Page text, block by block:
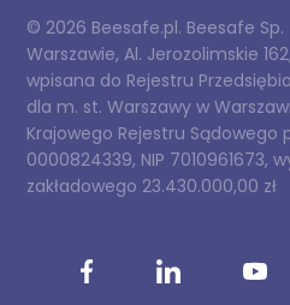
© 2026 Beesafe.pl. Beesafe Sp.
Warszawie, Al. Jerozolimskie
wpisana do Rejestru
dla m. st. Warszawy w
Krajowego Rejestru
0000824339, NIP 7010961673,
zakładowego 23.430.000,00 zł